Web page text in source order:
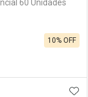
sem Desconto
cada
sem Desconto
cada
60 Unidades
10% OFF
FAVORITOS